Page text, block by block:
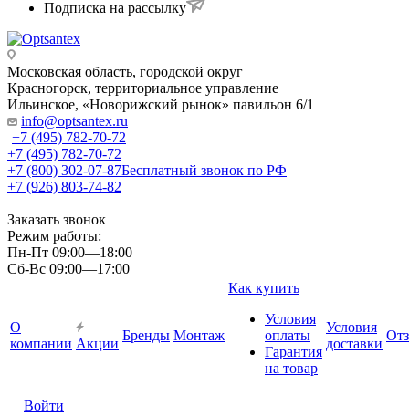
Подписка на рассылку
Московская область, городской округ
Красногорск, территориальное управление
Ильинское, «Новорижский рынок» павильон 6/1
info@optsantex.ru
+7 (495) 782-70-72
+7 (495) 782-70-72
+7 (800) 302-07-87Бесплатный звонок по РФ
+7 (926) 803-74-82
Заказать звонок
Режим работы:
Пн-Пт 09:00—18:00
Сб-Вс 09:00—17:00
О
компании Акции
Бренды Монтаж
Как купить
Условия
оплаты
Гарантия
на товар
Условия
доставки
Войти